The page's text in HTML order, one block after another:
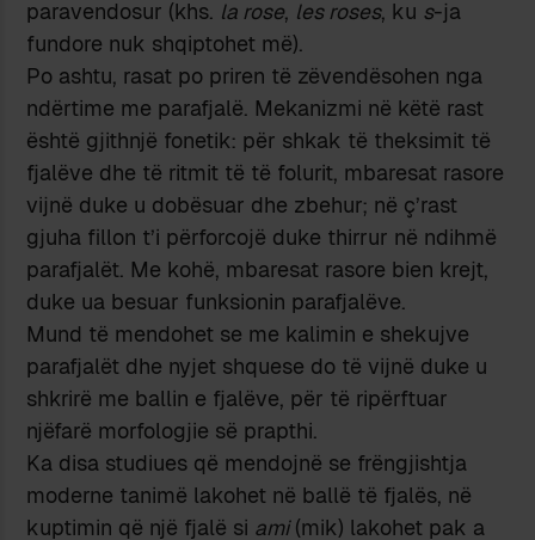
paravendosur (khs. la rose, les roses, ku s-ja
fundore nuk shqiptohet më).
Po ashtu, rasat po priren të zëvendësohen nga
ndërtime me parafjalë. Mekanizmi në këtë rast
është gjithnjë fonetik: për shkak të theksimit të
fjalëve dhe të ritmit të të folurit, mbaresat rasore
vijnë duke u dobësuar dhe zbehur; në ç’rast
gjuha fillon t’i përforcojë duke thirrur në ndihmë
parafjalët. Me kohë, mbaresat rasore bien krejt,
duke ua besuar funksionin parafjalëve.
Mund të mendohet se me kalimin e shekujve
parafjalët dhe nyjet shquese do të vijnë duke u
shkrirë me ballin e fjalëve, për të ripërftuar
njëfarë morfologjie së prapthi.
Ka disa studiues që mendojnë se frëngjishtja
moderne tanimë lakohet në ballë të fjalës, në
kuptimin që një fjalë si ami(mik) lakohet pak a